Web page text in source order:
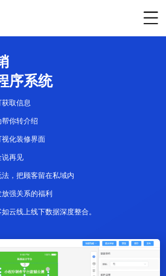
序系统
取信息
你转介绍
化装修界面
说再见
，把顾客留在私域内
强关系的福利
云线上线下数据深度整合。